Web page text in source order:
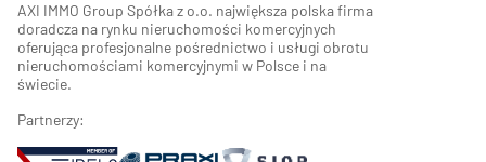
AXI IMMO Group Spółka z o.o. największa polska firma
doradcza na rynku nieruchomości komercyjnych
oferująca profesjonalne pośrednictwo i usługi obrotu
nieruchomościami komercyjnymi w Polsce i na
świecie.
Partnerzy: